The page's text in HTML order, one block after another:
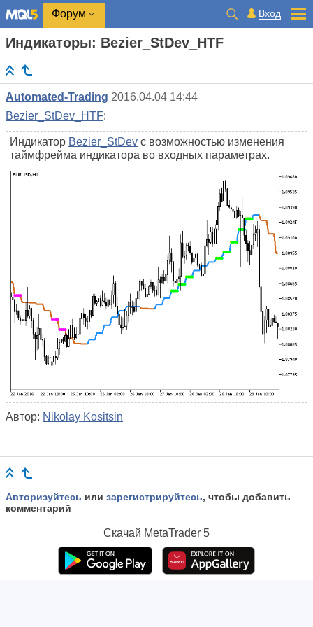
Форум Вход
Индикаторы: Bezier_StDev_HTF
Automated-Trading 2016.04.04 14:44
Bezier_StDev_HTF:
Индикатор Bezier_StDev с возможностью изменения
таймфрейма индикатора во входных параметрах.
Автор: Nikolay Kositsin
Авторизуйтесь или зарегистрируйтесь, чтобы добавить
комментарий
Скачай MetaTrader 5